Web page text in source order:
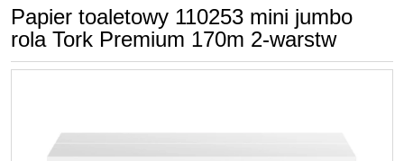
Papier toaletowy 110253 mini jumbo
rola Tork Premium 170m 2-warstw